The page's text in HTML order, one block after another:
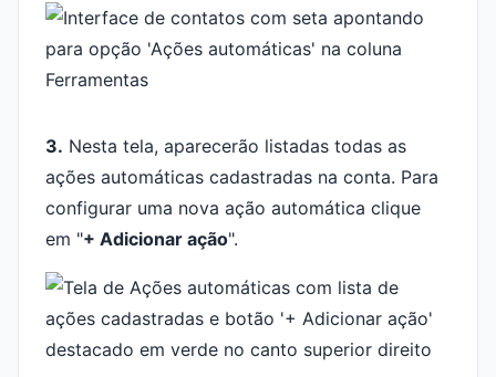
3. Nesta tela, aparecerão listadas todas as
ações automáticas cadastradas na conta. Para
configurar uma nova ação automática clique
em "+ Adicionar ação".